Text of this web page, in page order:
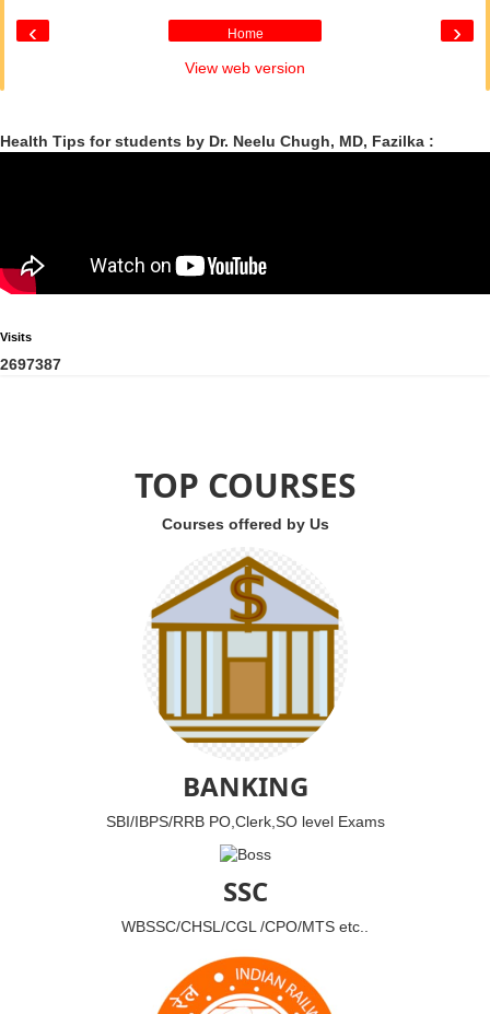
‹ ›
Home
View web version
Health Tips for students by Dr. Neelu Chugh, MD, Fazilka :
Visits
2697387
TOP COURSES
Courses offered by Us
BANKING
SBI/IBPS/RRB PO,Clerk,SO level Exams
SSC
WBSSC/CHSL/CGL /CPO/MTS etc..